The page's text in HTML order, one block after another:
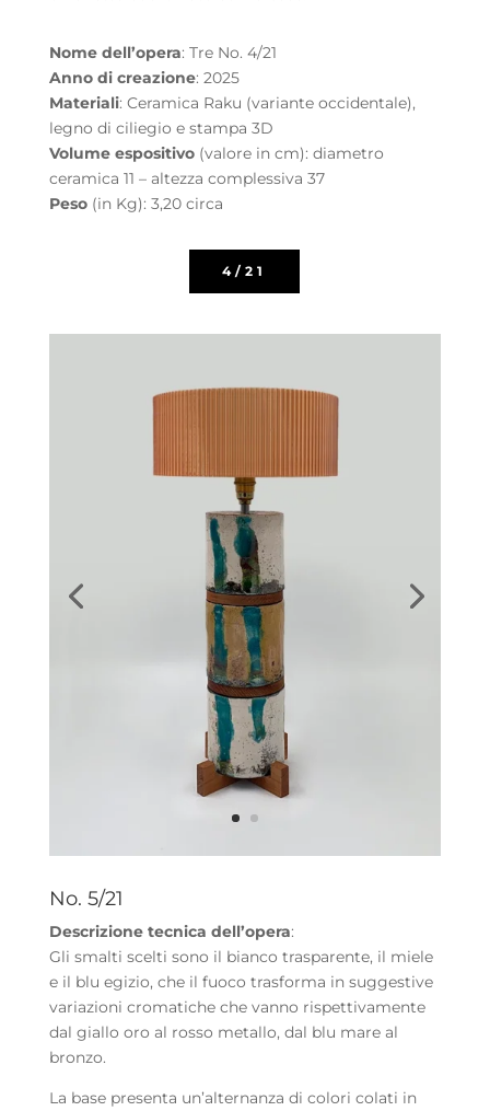
Nome dell’opera: Tre No. 4/21
Anno di creazione: 2025
Materiali: Ceramica Raku (variante occidentale),
legno di ciliegio e stampa 3D
Volume espositivo(valore in cm): diametro
ceramica 11 – altezza complessiva 37
Peso(in Kg): 3,20 circa
4/21
No. 5/21
Descrizione tecnica dell’opera:
Gli smalti scelti sono il bianco trasparente, il miele
e il blu egizio, che il fuoco trasforma in suggestive
variazioni cromatiche che vanno rispettivamente
dal giallo oro al rosso metallo, dal blu mare al
bronzo.
La base presenta un’alternanza di colori colati in